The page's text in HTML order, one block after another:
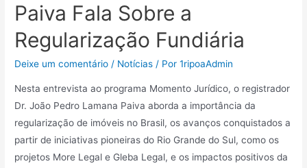
Paiva Fala Sobre a
Regularização Fundiária
Deixe um comentário / Notícias / Por1ripoaAdmin
Nesta entrevista ao programa Momento Jurídico, o registrador
Dr. João Pedro Lamana Paiva aborda a importância da
regularização de imóveis no Brasil, os avanços conquistados a
partir de iniciativas pioneiras do Rio Grande do Sul, como os
projetos More Legal e Gleba Legal, e os impactos positivos da